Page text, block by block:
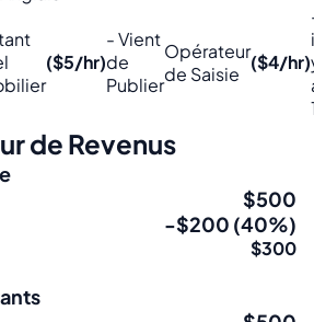
($5/hr)
- Vient
de
Publier
Opérateur
de Saisie ($4/hr)
de Revenus
$500
-$200 (40%)
$300